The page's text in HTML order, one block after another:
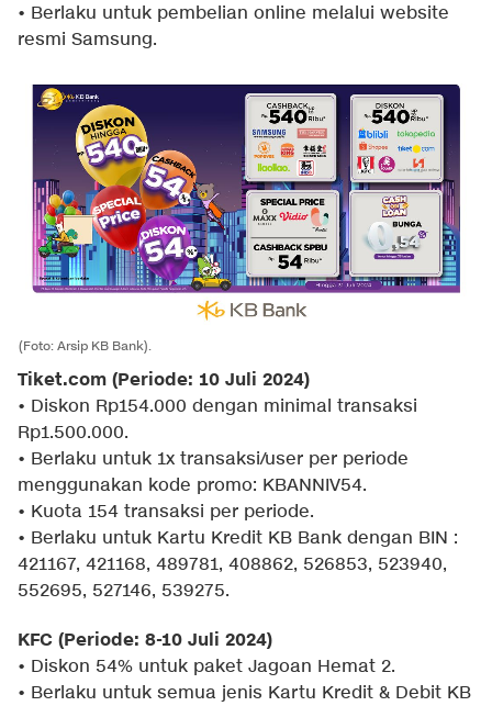
• Berlaku untuk pembelian online melalui website
resmi Samsung.
(Foto: Arsip KB Bank).
Tiket.com (Periode: 10 Juli 2024)
• Diskon Rp154.000 dengan minimal transaksi
Rp1.500.000.
• Berlaku untuk 1x transaksi/user per periode
menggunakan kode promo: KBANNIV54.
• Kuota 154 transaksi per periode.
• Berlaku untuk Kartu Kredit KB Bank dengan BIN :
421167, 421168, 489781, 408862, 526853, 523940,
552695, 527146, 539275.
KFC (Periode: 8-10 Juli 2024)
• Diskon 54% untuk paket Jagoan Hemat 2.
• Berlaku untuk semua jenis Kartu Kredit & Debit KB